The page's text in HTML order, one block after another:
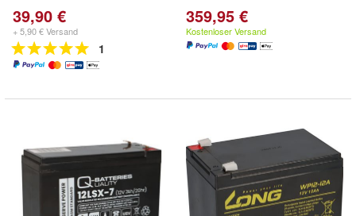
39,90 €
+ 5,90 € Versand
1
359,95 €
Kostenloser Versand